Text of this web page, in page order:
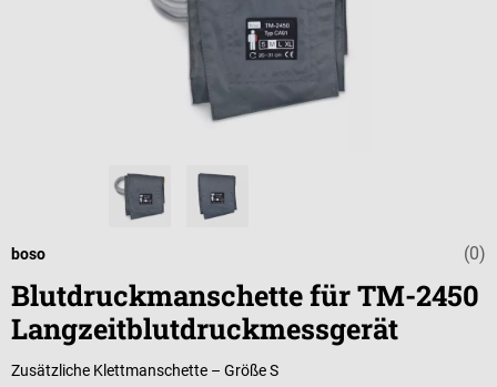
(0)
boso
Blutdruckmanschette für TM-2450
Langzeitblutdruckmessgerät
Zusätzliche Klettmanschette – Größe S